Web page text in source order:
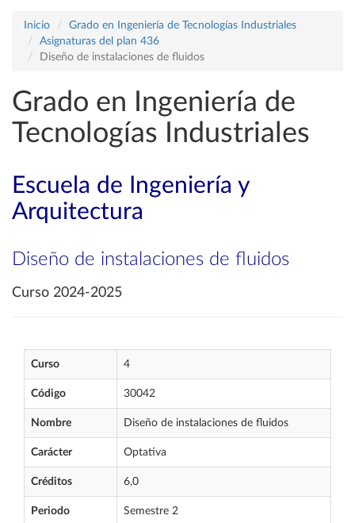
Inicio
Grado en Ingeniería de Tecnologías Industriales
Asignaturas del plan 436
Diseño de instalaciones de fluidos
Grado en Ingeniería de
Tecnologías Industriales
Escuela de Ingeniería y
Arquitectura
Diseño de instalaciones de fluidos
Curso 2024-2025
Curso 4
Código 30042
Nombre Diseño de instalaciones de fluidos
Carácter Optativa
Créditos 6,0
Periodo Semestre 2